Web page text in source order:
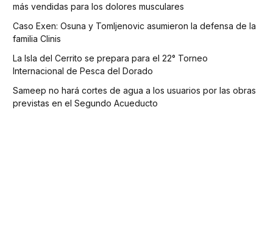
más vendidas para los dolores musculares
Caso Exen: Osuna y Tomljenovic asumieron la defensa de la
familia Clinis
La Isla del Cerrito se prepara para el 22° Torneo
Internacional de Pesca del Dorado
Sameep no hará cortes de agua a los usuarios por las obras
previstas en el Segundo Acueducto